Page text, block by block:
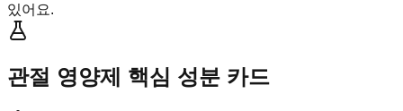
있어요.
관절 영양제 핵심 성분 카드